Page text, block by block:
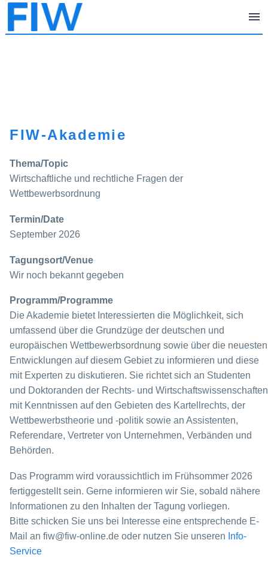
FIW-Akademie
Thema/Topic
Wirtschaftliche und rechtliche Fragen der
Wettbewerbsordnung
Termin/Date
September 2026
Tagungsort/Venue
Wir noch bekannt gegeben
Programm/Programme
Die Akademie bietet Interessierten die Möglichkeit, sich
umfassend über die Grundzüge der deutschen und
europäischen Wettbewerbsordnung sowie über die neuesten
Entwicklungen auf diesem Gebiet zu informieren und diese
mit Experten zu diskutieren. Sie richtet sich an Studenten
und Doktoranden der Rechts- und Wirtschaftswissenschaften
mit Kenntnissen auf den Gebieten des Kartellrechts, der
Wettbewerbstheorie und -politik sowie an Assistenten,
Referendare, Vertreter von Unternehmen, Verbänden und
Behörden.
Das Programm wird voraussichtlich im Frühsommer 2026
fertiggestellt sein. Gerne informieren wir Sie, sobald nähere
Informationen zu den Inhalten der Tagung vorliegen.
Bitte schicken Sie uns bei Interesse eine entsprechende E-
Mail an fiw@fiw-online.de oder nutzen Sie unseren Info-
Service